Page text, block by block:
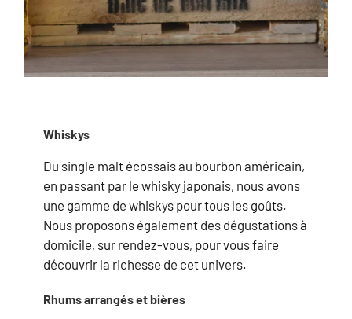
Whiskys
Du single malt écossais au bourbon américain,
en passant par le whisky japonais, nous avons
une gamme de whiskys pour tous les goûts.
Nous proposons également des dégustations à
domicile, sur rendez-vous, pour vous faire
découvrir la richesse de cet univers.
Rhums arrangés et bières